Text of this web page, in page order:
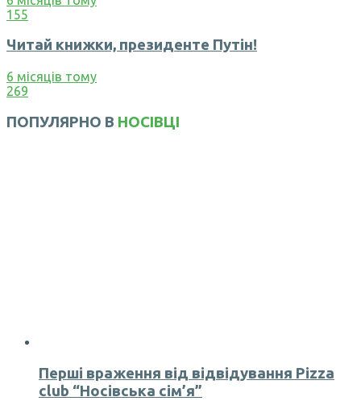
155
Читай книжки, президенте Путін!
6 місяців тому
269
ПОПУЛЯРНО В НОСІВЦІ
Перші враження від відвідування Pizza
club “Носівська сім’я”